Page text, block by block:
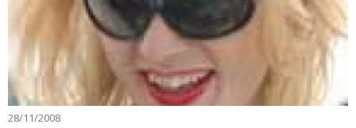
28/11/2008